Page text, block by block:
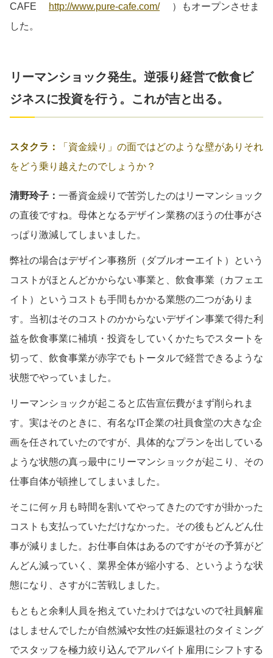
CAFE
http://www.pure-cafe.com/
）もオープンさせま
した。
リーマンショック発生。逆張り経営で飲食ビ
ジネスに投資を行う。これが吉と出る。
スタクラ：
「資金繰り」の面ではどのような壁がありそれ
をどう乗り越えたのでしょうか？
清野玲子： 一番資金繰りで苦労したのはリーマンショック
の直後ですね。母体となるデザイン業務のほうの仕事がさ
っぱり激減してしまいました。
弊社の場合はデザイン事務所（ダブルオーエイト）という
コストがほとんどかからない事業と、飲食事業（カフェエ
イト）というコストも手間もかかる業態の二つがありま
す。当初はそのコストのかからないデザイン事業で得た利
益を飲食事業に補填・投資をしていくかたちでスタートを
切って、飲食事業が赤字でもトータルで経営できるような
状態でやっていました。
リーマンショックが起こると広告宣伝費がまず削られま
す。実はそのときに、有名なIT企業の社員食堂の大きな企
画を任されていたのですが、具体的なプランを出している
ような状態の真っ最中にリーマンショックが起こり、その
仕事自体が頓挫してしまいました。
そこに何ヶ月も時間を割いてやってきたのですが掛かった
コストも支払っていただけなかった。その後もどんどん仕
事が減りました。お仕事自体はあるのですがその予算がど
んどん減っていく、業界全体が縮小する、というような状
態になり、さすがに苦戦しました。
もともと余剰人員を抱えていたわけではないので社員解雇
はしませんでしたが自然減や女性の妊娠退社のタイミング
でスタッフを極力絞り込んでアルバイト雇用にシフトする